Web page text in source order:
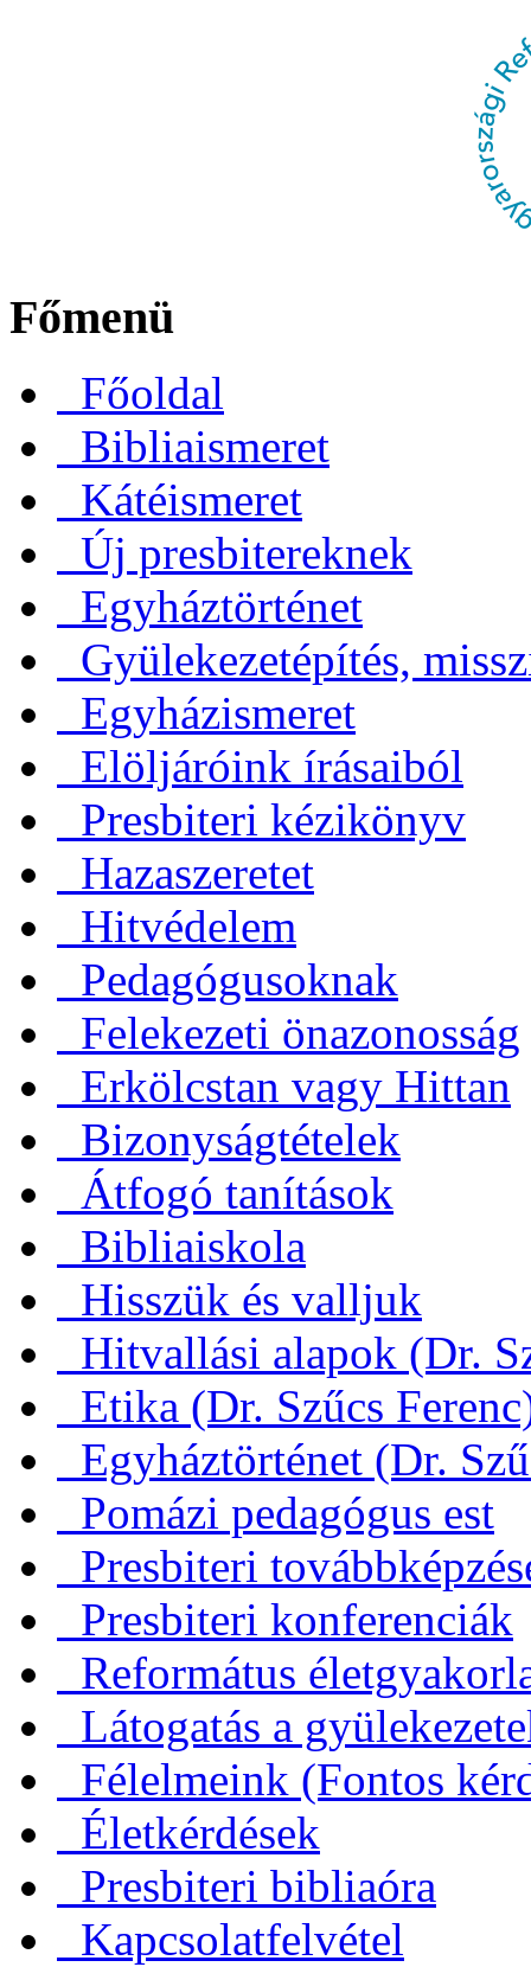
Főmenü
Főoldal
Bibliaismeret
Kátéismeret
Új presbitereknek
Egyháztörténet
Gyülekezetépítés,
Egyházismeret
Elöljáróink írásaiból
Presbiteri kézikönyv
Hazaszeretet
Hitvédelem
Pedagógusoknak
Felekezeti önazonosság
Erkölcstan vagy Hittan
Bizonyságtételek
Átfogó tanítások
Bibliaiskola
Hisszük és valljuk
Hitvallási alapok (Dr.
Etika (Dr. Szűcs
Egyháztörténet (Dr.
Pomázi pedagógus est
Presbiteri
Presbiteri konferenciák
Református
Látogatás a
Félelmeink (Fontos
Életkérdések
Presbiteri bibliaóra
Kapcsolatfelvétel